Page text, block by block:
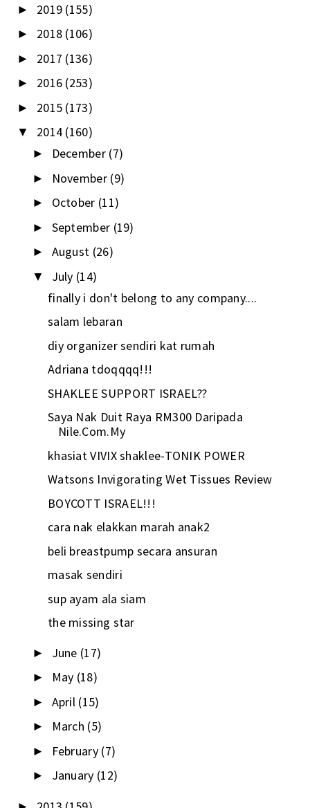
► 2019 (155)
► 2018 (106)
► 2017 (136)
► 2016 (253)
► 2015 (173)
▼ 2014 (160)
► December (7)
► November (9)
► October (11)
► September (19)
► August (26)
▼ July (14)
finally i don't belong to any company....
salam lebaran
diy organizer sendiri kat rumah
Adriana tdoqqqq!!!
SHAKLEE SUPPORT ISRAEL??
Saya Nak Duit Raya RM300 Daripada
Nile.Com.My
khasiat VIVIX shaklee-TONIK POWER
Watsons Invigorating Wet Tissues Review
BOYCOTT ISRAEL!!!
cara nak elakkan marah anak2
beli breastpump secara ansuran
masak sendiri
sup ayam ala siam
the missing star
► June (17)
► May (18)
► April (15)
► March (5)
► February (7)
► January (12)